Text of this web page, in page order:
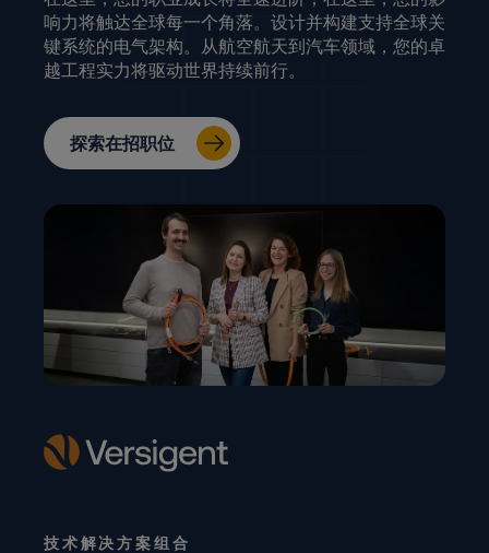
响力将触达全球每一个角落。设计并构建支持全球关
键系统的电气架构。从航空航天到汽车领域，您的卓
越工程实力将驱动世界持续前行。
探索在招职位
技术解决方案组合